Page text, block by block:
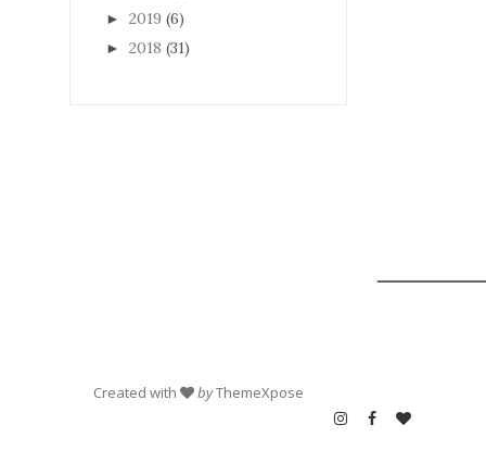
► 2019 (6)
► 2018 (31)
Created with byThemeXpose